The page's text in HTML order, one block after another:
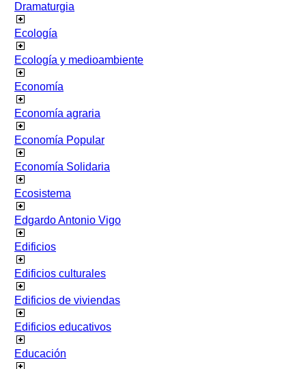
Dramaturgia
Ecología
Ecología y medioambiente
Economía
Economía agraria
Economía Popular
Economía Solidaria
Ecosistema
Edgardo Antonio Vigo
Edificios
Edificios culturales
Edificios de viviendas
Edificios educativos
Educación